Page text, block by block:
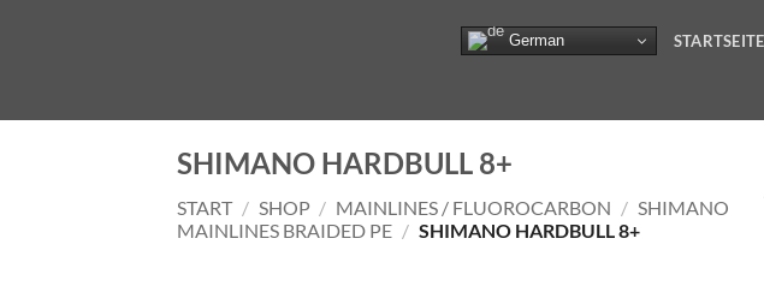
German STARTSEITE
SHIMANO HARDBULL 8+
START / SHOP / MAINLINES / FLUOROCARBON / SHIMANO
MAINLINES BRAIDED PE / SHIMANO HARDBULL 8+